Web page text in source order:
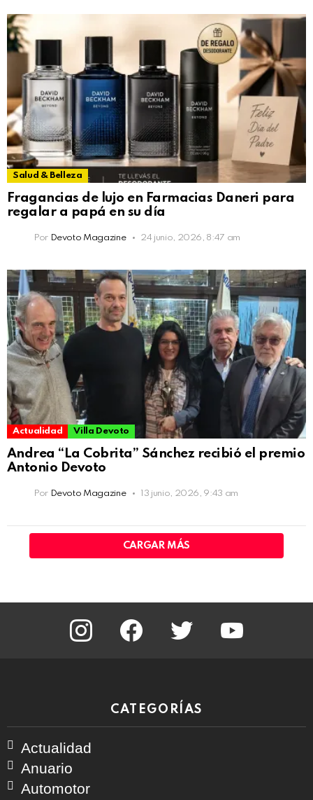
Salud & Belleza
Fragancias de lujo en Farmacias Daneri para
regalar a papá en su día
Por Devoto Magazine 24 junio, 2026, 8:47 am
Actualidad Villa Devoto
Andrea “La Cobrita” Sánchez recibió el premio
Antonio Devoto
Por Devoto Magazine 13 junio, 2026, 9:43 am
CARGAR MÁS
instagram facebook twitter
CATEGORÍAS
Actualidad
Anuario
Automotor